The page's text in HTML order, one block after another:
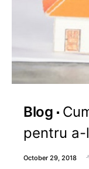
Blog
pentru
October 29, 2018